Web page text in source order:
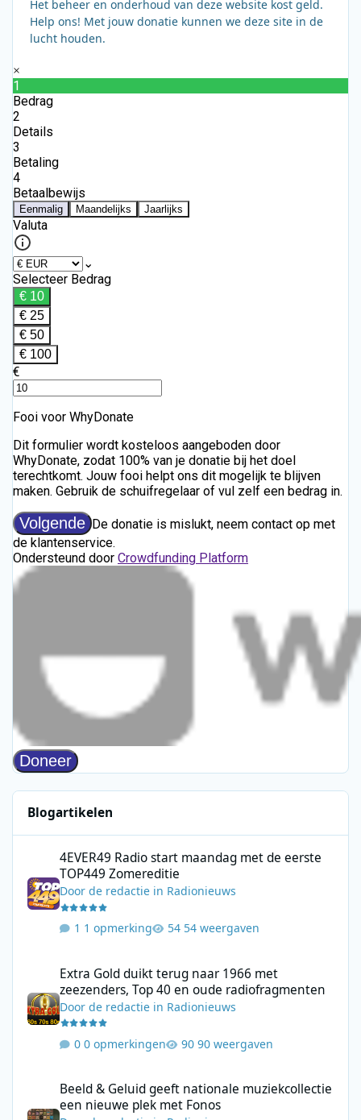
Het beheer en onderhoud van deze website kost geld.
Help ons! Met jouw donatie kunnen we deze site in de
lucht houden.
Blogartikelen
4EVER49 Radio start maandag met de eerste
TOP449 Zomereditie
Doorde redactie in Radionieuws
1 opmerking 54 weergaven
Extra Gold duikt terug naar 1966 met
zeezenders, Top 40 en oude radiofragmenten
Doorde redactie in Radionieuws
0 opmerkingen 90 weergaven
Beeld & Geluid geeft nationale muziekcollectie
een nieuwe plek met Fonos